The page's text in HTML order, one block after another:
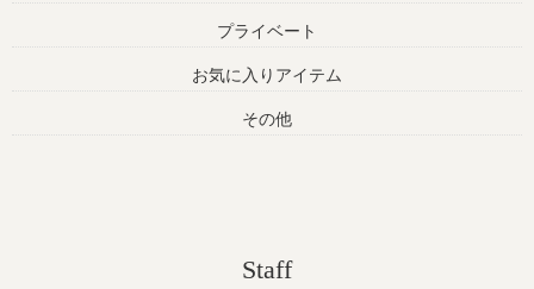
プライベート
お気に入りアイテム
その他
Staff